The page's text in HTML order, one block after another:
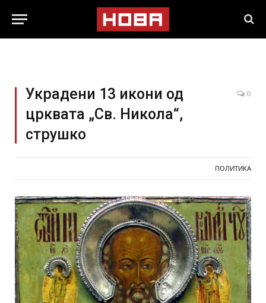
Украдени 13 икони од
црквата „Св. Никола“,
струшко
0
ПОЛИТИКА